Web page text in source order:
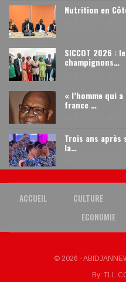
Nutrition en
SICCOT 2026 :
champignons…
« l’homme qui
france …
Trois ans après
la…
ACCUEIL CULTURE
ECONOMIE
© 2026 -
By: TLL